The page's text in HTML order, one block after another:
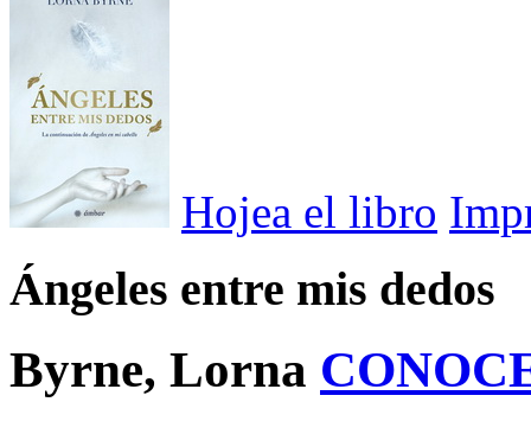
Hojea el libro
Ángeles entre mis dedos
Byrne, Lorna